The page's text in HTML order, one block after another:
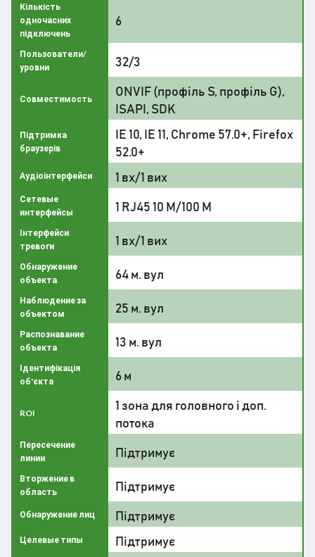
Кількість
одночасних
підключень
6
Пользователи/
уровни
32/3
Совместимость
ONVIF (профіль S, профіль G),
ISAPI, SDK
Підтримка
браузерів
IE 10, IE 11, Chrome 57.0+, Firefox
52.0+
Аудіоінтерфейси 1 вх/1 вих
Сетевые
интерфейсы
1 RJ45 10 M/100 M
Інтерфейси
тревоги
1 вх/1 вих
Обнаружение
объекта
64 м. вул
Наблюдение за
объектом
25 м. вул
Распознавание
объекта
13 м. вул
Ідентифікація
об'єкта
6 м
ROI
1 зона для головного і доп.
потока
Пересечение
линии
Підтримує
Вторжение в
область
Підтримує
Обнаружение лиц Підтримує
Целевые типы Підтримує